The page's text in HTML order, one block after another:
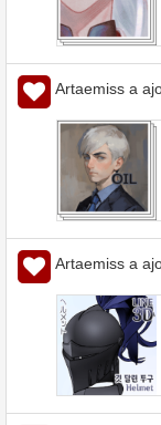
Artaemiss a
Artaemiss a